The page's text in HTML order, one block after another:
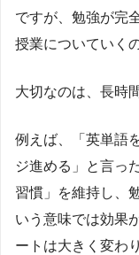
ですが、勉強が完
授業についていく
大切なのは、長時
例えば、「英単語
ジ進める」と言っ
習慣」を維持し、
いう意味では効果
ートは大きく変わ